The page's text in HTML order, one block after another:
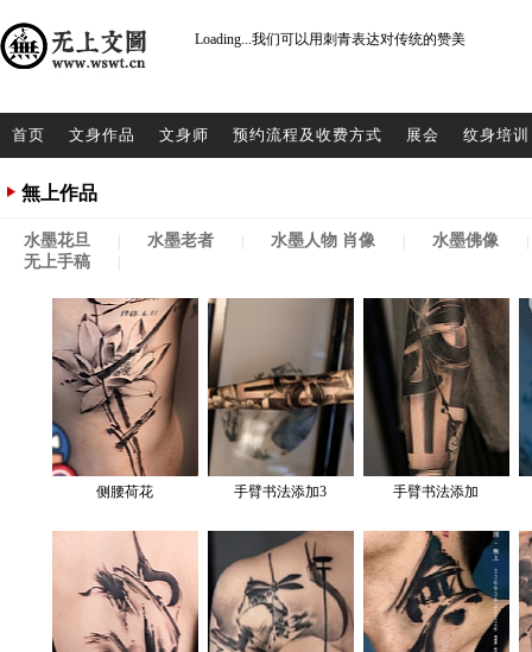
Loading...我们可以用刺青表达对传统的赞美
首页 文身作品 文身师 预约流程及收费方式 展会 纹身培训
無上作品
水墨花旦 水墨老者 水墨人物 肖像 水墨佛像
无上手稿
侧腰荷花 手臂书法添加3 手臂书法添加